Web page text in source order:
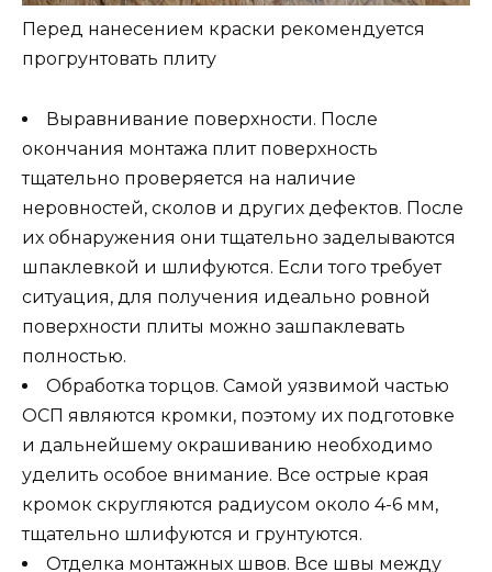
Перед нанесением краски рекомендуется
прогрунтовать плиту
Выравнивание поверхности. После
окончания монтажа плит поверхность
тщательно проверяется на наличие
неровностей, сколов и других дефектов. После
их обнаружения они тщательно заделываются
шпаклевкой и шлифуются. Если того требует
ситуация, для получения идеально ровной
поверхности плиты можно зашпаклевать
полностью.
Обработка торцов. Самой уязвимой частью
ОСП являются кромки, поэтому их подготовке
и дальнейшему окрашиванию необходимо
уделить особое внимание. Все острые края
кромок скругляются радиусом около 4-6 мм,
тщательно шлифуются и грунтуются.
Отделка монтажных швов. Все швы между